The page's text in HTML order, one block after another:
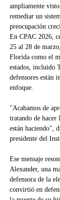
ampliamente
remediar un
preocupación
En CPAC 2026,
25 al 28 de
Florida como el
estados, incluido
defensores están
enfoque.
"Acabamos de
tratando de hacer
están haciendo",
presidente del
Ese mensaje
Alexander, una
defensora de la
convirtió en